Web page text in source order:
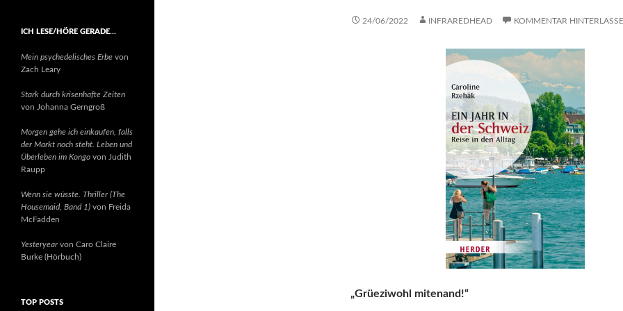
24/06/2022 INFRAREDHEAD KOMMENTAR
„Grüeziwohl mitenand!“
ICH LESE/HÖRE GERADE…
Mein psychedelisches Erbe von
Zach Leary
Stark durch krisenhafte Zeiten
von Johanna Gerngroß
Morgen gehe ich einkaufen, falls
der Markt noch steht. Leben und
Überleben im Kongo von Judith
Raupp
Wenn sie wüsste. Thriller (The
Housemaid, Band 1) von Freida
McFadden
Yesteryearvon Caro Claire
Burke (Hörbuch)
TOP POSTS